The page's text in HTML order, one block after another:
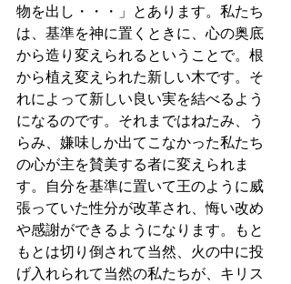
物を出し・・・」とあります。私たち
は、基準を神に置くときに、心の奥底
から造り変えられるということで。根
から植え変えられた新しい木です。そ
れによって新しい良い実を結べるよう
になるのです。それまではねたみ、う
らみ、嫌味しか出てこなかった私たち
の心が主を賛美する者に変えられま
す。自分を基準に置いて王のように威
張っていた性分が改革され、悔い改め
や感謝ができるようになります。もと
もとは切り倒されて当然、火の中に投
げ入れられて当然の私たちが、キリス